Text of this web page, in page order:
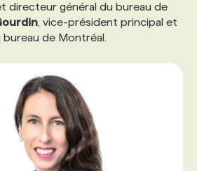
DE SUBVENTIONS
NOUS
directeur général du bureau de
, vice-président principal et
de Montréal.